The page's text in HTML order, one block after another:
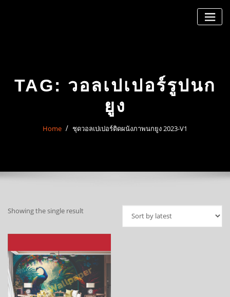
TAG: วอลเปเปอร์รูปนก
ยูง
Home ชุดวอลเปเปอร์ติดผนังภาพนกยูง 2023-V1
Showing the single result